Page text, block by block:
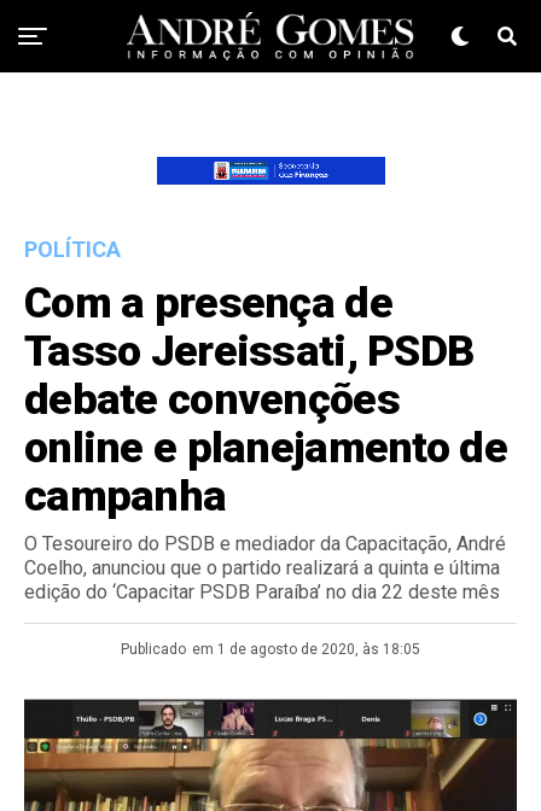
POLÍTICA
Com a presença de
Tasso Jereissati, PSDB
debate convenções
online e planejamento de
campanha
O Tesoureiro do PSDB e mediador da Capacitação, André
Coelho, anunciou que o partido realizará a quinta e última
edição do ‘Capacitar PSDB Paraíba’ no dia 22 deste mês
Publicado em 1 de agosto de 2020, às 18:05